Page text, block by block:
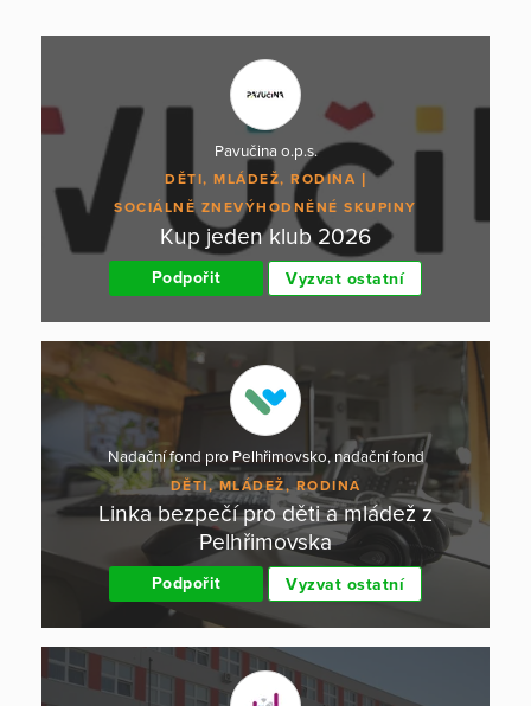
Pavučina o.p.s.
DĚTI, MLÁDEŽ, RODINA
SOCIÁLNĚ ZNEVÝHODNĚNÉ SKUPINY
Kup jeden klub 2026
Podpořit Vyzvat ostatní
Nadační fond pro Pelhřimovsko, nadační fond
DĚTI, MLÁDEŽ, RODINA
Linka bezpečí pro děti a mládež z
Pelhřimovska
Podpořit Vyzvat ostatní